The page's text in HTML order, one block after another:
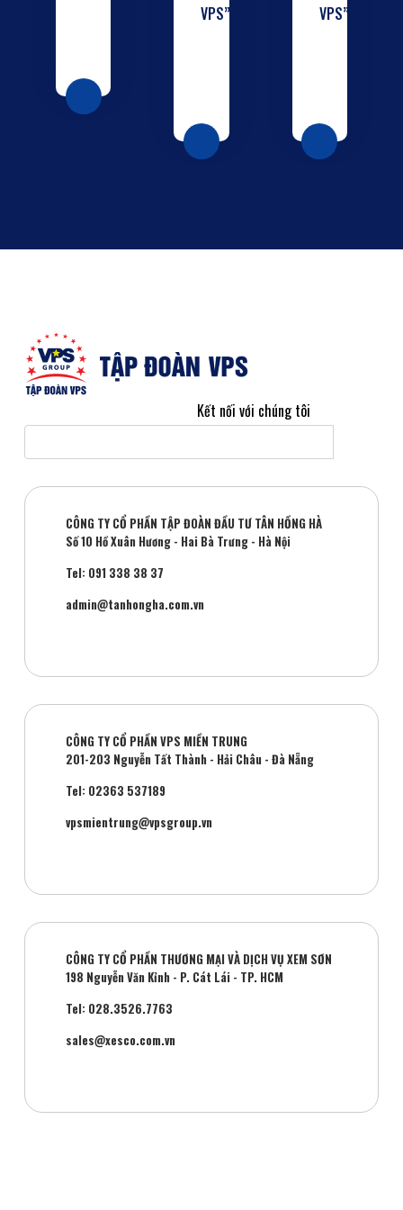
VPS”
VPS”
Kết nối với chúng tôi
CÔNG TY CỔ PHẦN TẬP ĐOÀN ĐẦU TƯ TÂN HỒNG HÀ
Số 10 Hồ Xuân Hương - Hai Bà Trưng - Hà Nội
Tel: 091 338 38 37
admin@tanhongha.com.vn
CÔNG TY CỔ PHẦN VPS MIỀN TRUNG
201-203 Nguyễn Tất Thành - Hải Châu - Đà Nẵng
Tel: 02363 537189
vpsmientrung@vpsgroup.vn
CÔNG TY CỔ PHẦN THƯƠNG MẠI VÀ DỊCH VỤ XEM SƠN
198 Nguyễn Văn Kỉnh - P. Cát Lái - TP. HCM
Tel: 028.3526.7763
sales@xesco.com.vn